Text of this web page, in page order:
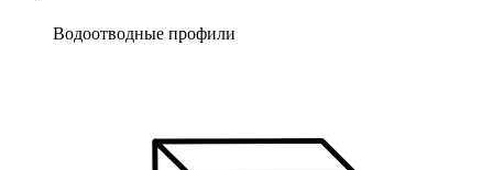
Водоотводные профили